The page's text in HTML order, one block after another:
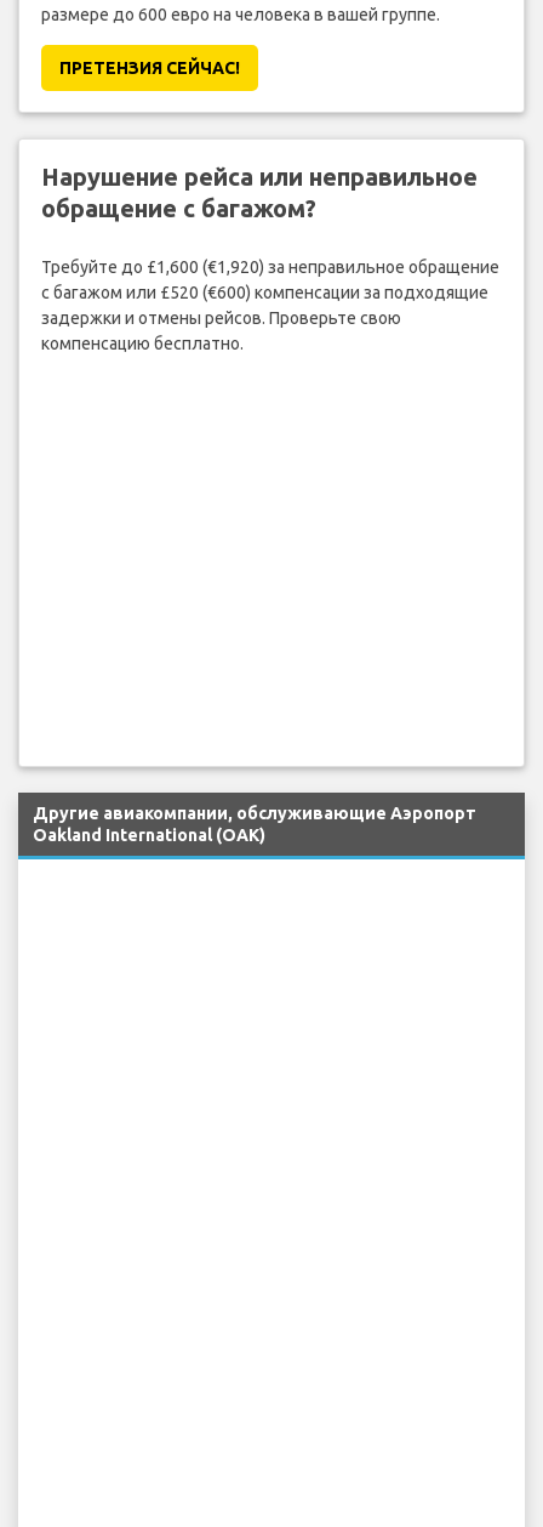
размере до 600 евро на человека в вашей группе.
ПРЕТЕНЗИЯ CЕЙЧАС!
Нарушение рейса или неправильное
обращение с багажом?
Требуйте до £1,600 (€1,920) за неправильное обращение
с багажом или £520 (€600) компенсации за подходящие
задержки и отмены рейсов. Проверьте свою
компенсацию бесплатно.
Другие авиакомпании, обслуживающие Аэропорт
Oakland International (OAK)